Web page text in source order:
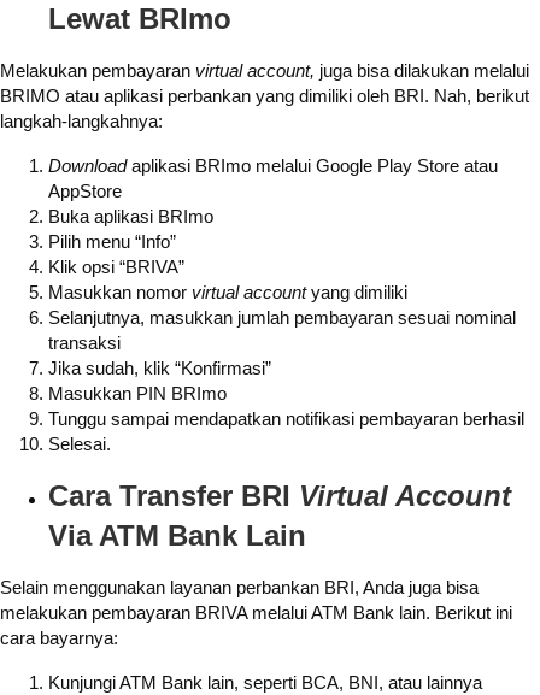
Lewat BRImo
Melakukan pembayaran virtual account, juga bisa dilakukan melalui
BRIMO atau aplikasi perbankan yang dimiliki oleh BRI. Nah, berikut
langkah-langkahnya:
Downloadaplikasi BRImo melalui Google Play Store atau
AppStore
Buka aplikasi BRImo
Pilih menu “Info”
Klik opsi “BRIVA”
Masukkan nomor virtual accountyang dimiliki
Selanjutnya, masukkan jumlah pembayaran sesuai nominal
transaksi
Jika sudah, klik “Konfirmasi”
Masukkan PIN BRImo
Tunggu sampai mendapatkan notifikasi pembayaran berhasil
Selesai.
Cara Transfer BRI Virtual Account
Via ATM Bank Lain
Selain menggunakan layanan perbankan BRI, Anda juga bisa
melakukan pembayaran BRIVA melalui ATM Bank lain. Berikut ini
cara bayarnya:
Kunjungi ATM Bank lain, seperti BCA, BNI, atau lainnya